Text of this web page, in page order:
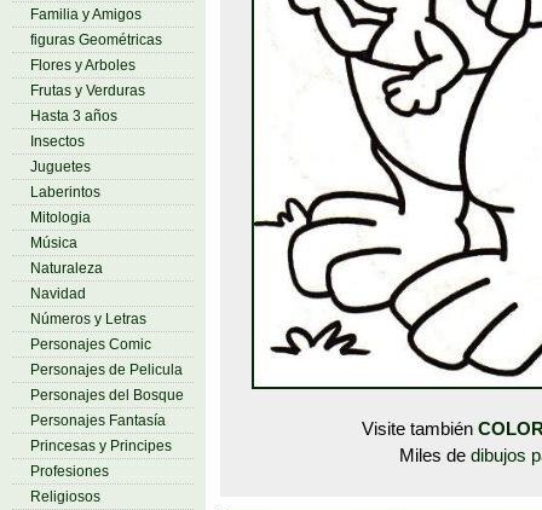
Familia y Amigos
figuras Geométricas
Flores y Arboles
Frutas y Verduras
Hasta 3 años
Insectos
Juguetes
Laberintos
Mitologia
Música
Naturaleza
Navidad
Números y Letras
Personajes Comic
Personajes de Pelicula
Personajes del Bosque
Personajes Fantasía
Princesas y Principes
Profesiones
Religiosos
Visite también
Miles de dibujos